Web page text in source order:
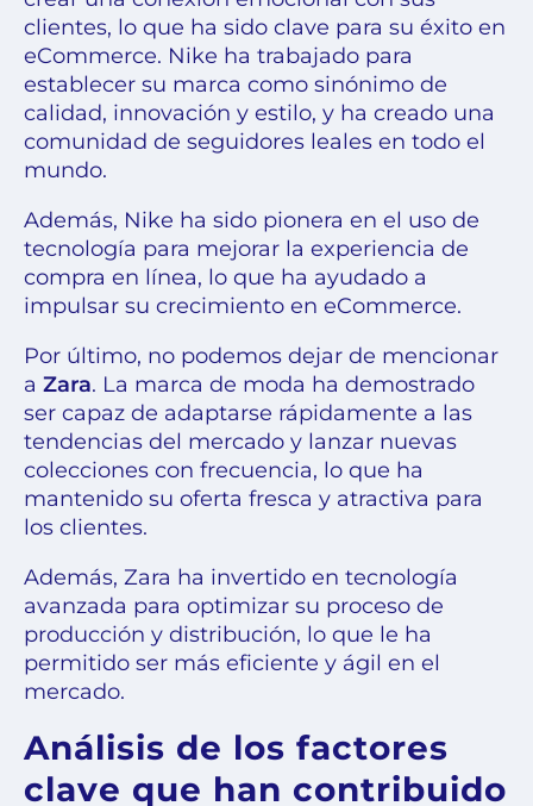
clientes, lo que ha sido clave para su éxito en
eCommerce. Nike ha trabajado para
establecer su marca como sinónimo de
calidad, innovación y estilo, y ha creado una
comunidad de seguidores leales en todo el
mundo.
Además, Nike ha sido pionera en el uso de
tecnología para mejorar la experiencia de
compra en línea, lo que ha ayudado a
impulsar su crecimiento en eCommerce.
Por último, no podemos dejar de mencionar
a Zara. La marca de moda ha demostrado
ser capaz de adaptarse rápidamente a las
tendencias del mercado y lanzar nuevas
colecciones con frecuencia, lo que ha
mantenido su oferta fresca y atractiva para
los clientes.
Además, Zara ha invertido en tecnología
avanzada para optimizar su proceso de
producción y distribución, lo que le ha
permitido ser más eficiente y ágil en el
mercado.
Análisis de los factores
clave que han contribuido